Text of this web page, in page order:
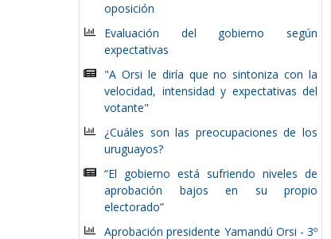
oposición
Evaluación del gobierno según
expectativas
"A Orsi le diría que no sintoniza con la
velocidad, intensidad y expectativas del
votante"
¿Cuáles son las preocupaciones de los
uruguayos?
“El gobierno está sufriendo niveles de
aprobación bajos en su propio
electorado”
Aprobación presidente Yamandú Orsi - 3º